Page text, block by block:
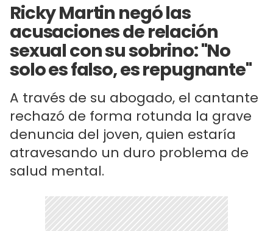
Ricky Martin negó las
acusaciones de relación
sexual con su sobrino: "No
solo es falso, es repugnante"
A través de su abogado, el cantante
rechazó de forma rotunda la grave
denuncia del joven, quien estaría
atravesando un duro problema de
salud mental.